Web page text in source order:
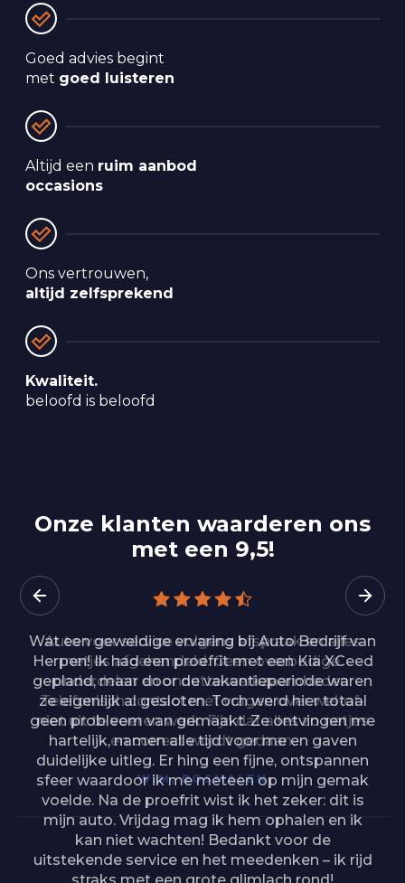
Goed advies begint
met goed luisteren
Altijd een ruim aanbod
occasions
Ons vertrouwen,
altijd zelfsprekend
Kwaliteit.
beloofd is beloofd
Onze klanten waarderen ons
met een 9,5!
Wat een geweldige ervaring bij Auto Bedrijf van
Herpen! Ik had een proefrit met een Kia XCeed
gepland, maar door de vakantieperiode waren
ze eigenlijk al gesloten. Toch werd hier totaal
geen probleem van gemaakt. Ze ontvingen me
hartelijk, namen alle tijd voor me en gaven
duidelijke uitleg. Er hing een fijne, ontspannen
sfeer waardoor ik me meteen op mijn gemak
voelde. Na de proefrit wist ik het zeker: dit is
mijn auto. Vrijdag mag ik hem ophalen en ik
kan niet wachten! Bedankt voor de
uitstekende service en het meedenken – ik rijd